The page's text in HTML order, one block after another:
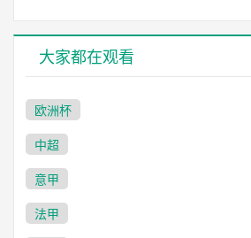
大家都在观看
欧洲杯
中超
意甲
法甲